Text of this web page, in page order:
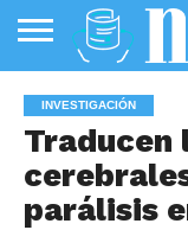
PÚBLICA
SANIDAD
INVESTIGACIÓN
ENTREVISTAS
PROFESIONALES
DE LA SALUD
INFOGRAFÍAS
DE SALUD
OPINIÓN
INVESTIGACIÓN
Traducen
parálisis